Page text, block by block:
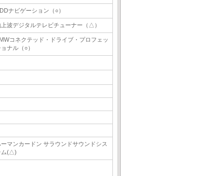
ナビゲーション（○）
波デジタルテレビチューナー（△）
コネクテッド・ドライブ・プロフェッ
ナル（○）
マンカードン サラウンドサウンドシス
ム(△)